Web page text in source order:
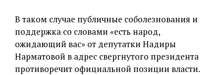
В таком случае публичные соболезнования и
поддержка со словами «есть народ,
ожидающий вас» от депутатки Надиры
Нарматовой в адрес свергнутого президента
противоречит официальной позиции власти.